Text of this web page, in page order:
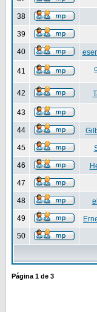
38
39
40
41
42
43
44
45
46
47
48
49
50
Página 1 de 3